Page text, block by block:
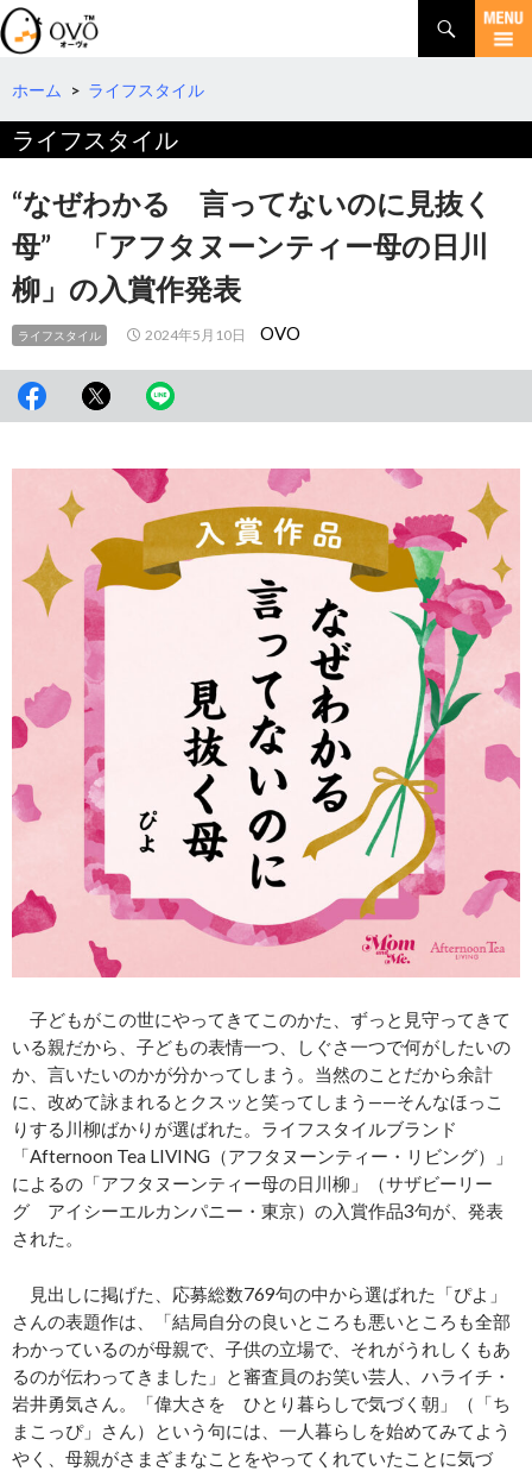
検
索
コ
テ
ツ
へ
移
ホーム > ライフスタイル
ライフスタイル
“なぜわかる 言ってないのに見抜く
母” 「アフタヌーンティー母の日川
柳」の入賞作発表
ライフスタイル 2024年5月10日 OVO
子どもがこの世にやってきてこのかた、ずっと見守ってきて
いる親だから、子どもの表情一つ、しぐさ一つで何がしたいの
か、言いたいのかが分かってしまう。当然のことだから余計
に、改めて詠まれるとクスッと笑ってしまう——そんなほっこ
りする川柳ばかりが選ばれた。ライフスタイルブランド
「Afternoon Tea LIVING（アフタヌーンティー・リビング）」
によるの「アフタヌーンティー母の日川柳」（サザビーリー
グ アイシーエルカンパニー・東京）の入賞作品3句が、発表
された。
見出しに掲げた、応募総数769句の中から選ばれた「ぴよ」
さんの表題作は、「結局自分の良いところも悪いところも全部
わかっているのが母親で、子供の立場で、それがうれしくもあ
るのが伝わってきました」と審査員のお笑い芸人、ハライチ・
岩井勇気さん。「偉大さを ひとり暮らしで気づく朝」（「ち
まこっぴ」さん）という句には、一人暮らしを始めてみてよう
やく、母親がさまざまなことをやってくれていたことに気づ